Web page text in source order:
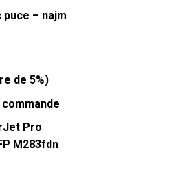
puce – najm
de 5%)
Pro
M283fdn